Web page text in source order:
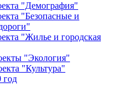
"Демография"
"Безопасные и
"Жилье и городская
"Экология"
"Культура"
год